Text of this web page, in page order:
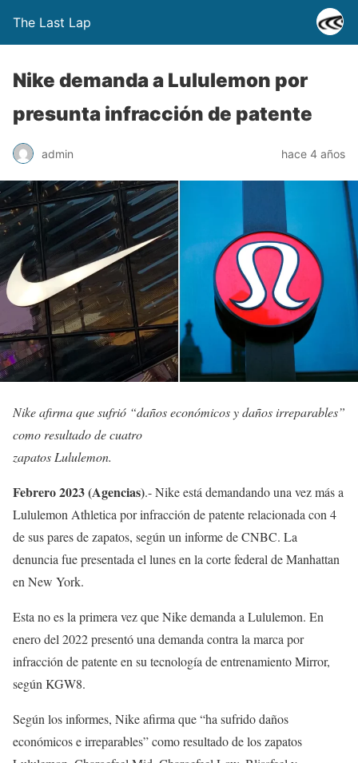
The Last Lap
Nike demanda a Lululemon por
presunta infracción de patente
admin hace 4 años
Nike afirma que sufrió “daños económicos y daños irreparables”
como resultado de cuatro
zapatos Lululemon.
Febrero 2023 (Agencias).- Nike está demandando una vez más a
Lululemon Athletica por infracción de patente relacionada con 4
de sus pares de zapatos, según un informe de CNBC. La
denuncia fue presentada el lunes en la corte federal de Manhattan
en New York.
Esta no es la primera vez que Nike demanda a Lululemon. En
enero del 2022 presentó una demanda contra la marca por
infracción de patente en su tecnología de entrenamiento Mirror,
según KGW8.
Según los informes, Nike afirma que “ha sufrido daños
económicos e irreparables” como resultado de los zapatos